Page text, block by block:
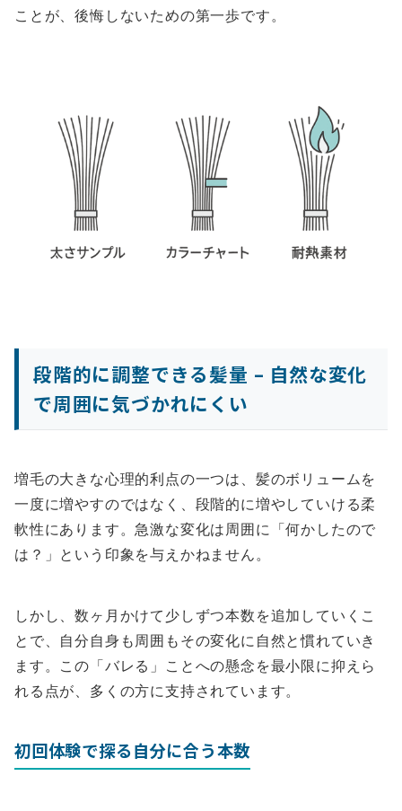
ことが、後悔しないための第一歩です。
段階的に調整できる髪量 – 自然な変化
で周囲に気づかれにくい
増毛の大きな心理的利点の一つは、髪のボリュームを
一度に増やすのではなく、段階的に増やしていける柔
軟性にあります。急激な変化は周囲に「何かしたので
は？」という印象を与えかねません。
しかし、数ヶ月かけて少しずつ本数を追加していくこ
とで、自分自身も周囲もその変化に自然と慣れていき
ます。この「バレる」ことへの懸念を最小限に抑えら
れる点が、多くの方に支持されています。
初回体験で探る自分に合う本数